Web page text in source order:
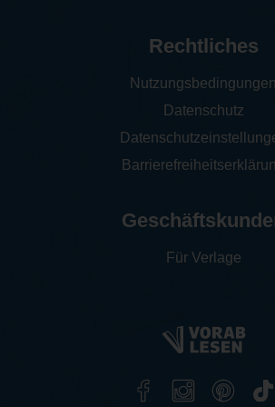
Rechtliches
Nutzungsbedingungen
Datenschutz
Für Verlage